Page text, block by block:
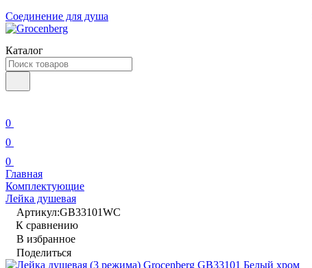
Соединение для душа
Каталог
0
0
0
Главная
Комплектующие
Лейка душевая
Артикул:GB33101WC
К сравнению
В избранное
Поделиться